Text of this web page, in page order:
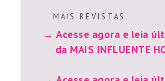
M A I S R E V I S T A S
Acesse agora e leia
da MAIS INFLUENTE